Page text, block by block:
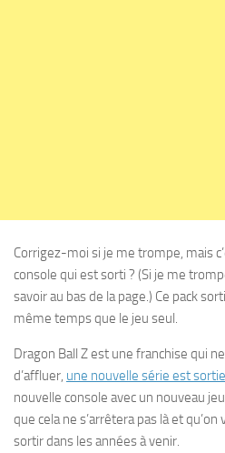
Corrigez-moi si je me trompe, mais
console qui est sorti ? (Si je me
savoir au bas de la page.) Ce pack
même temps que le jeu seul.
Dragon Ball Z est une franchise qui
d’affluer, une nouvelle série est sortie
nouvelle console avec un nouveau
que cela ne s’arrêtera pas là et
sortir dans les années à venir.